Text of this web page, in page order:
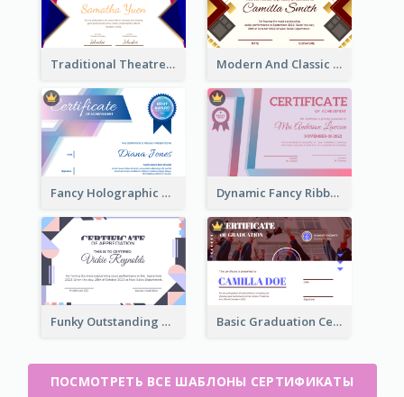
Traditional Theatre Certificate Design Template Modern And Classic Art Deco Certificate Design Ideas
Fancy Holographic Certificate Design Ideas Dynamic Fancy Ribbon Certificate Design Ideas
Funky Outstanding Shapes Certificate Design Template Ideas Basic Graduation Certificate With Campus Photo Design
ПОСМОТРЕТЬ ВСЕ ШАБЛОНЫ СЕРТИФИКАТЫ